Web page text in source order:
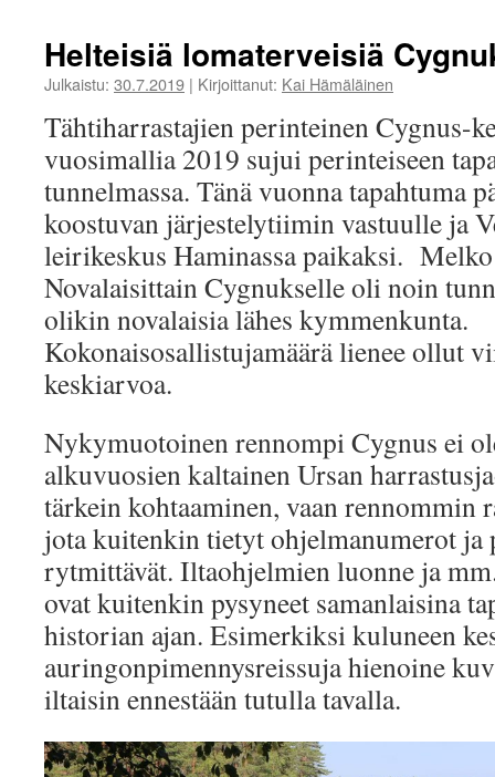
Helteisiä lomaterveisiä
Julkaistu: 30.7.2019 | Kirjoittanut: Kai Hämäläinen
Tähtiharrastajien perinteinen Cygnus-
vuosimallia 2019 sujui perinteiseen
tunnelmassa. Tänä vuonna tapahtuma
koostuvan järjestelytiimin vastuulle ja
leirikeskus Haminassa paikaksi.
Novalaisittain Cygnukselle oli noin
olikin novalaisia lähes kymmenkunta.
Kokonaisosallistujamäärä lienee ollut
keskiarvoa.
Nykymuotoinen rennompi Cygnus ei
alkuvuosien kaltainen Ursan
tärkein kohtaaminen, vaan rennommin
jota kuitenkin tietyt ohjelmanumerot ja
rytmittävät. Iltaohjelmien luonne ja
ovat kuitenkin pysyneet samanlaisina
historian ajan. Esimerkiksi kuluneen
auringonpimennysreissuja hienoine
iltaisin ennestään tutulla tavalla.